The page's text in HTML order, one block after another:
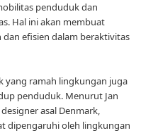
penduduk dan
Hal ini akan membuat
efisien dalam beraktivitas
yang ramah lingkungan juga
penduduk. Menurut Jan
asal Denmark,
dipengaruhi oleh lingkungan